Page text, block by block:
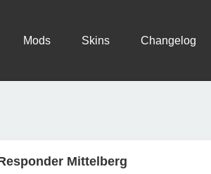
Mods Skins Changelog
Mittelberg